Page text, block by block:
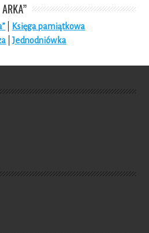
Księga pamiątkowa
|Jednodniówka